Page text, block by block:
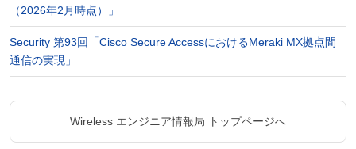
（2026年2月時点）」
Security 第93回「Cisco Secure AccessにおけるMeraki MX拠点間
通信の実現」
Wireless エンジニア情報局 トップページへ